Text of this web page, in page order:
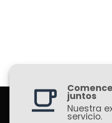
juntos
Nuestra
servicio.